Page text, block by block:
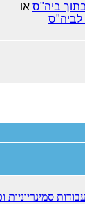
בתוך ביה"ס או
לביה"ס
סמינרים (כתיבת 2 עבודות